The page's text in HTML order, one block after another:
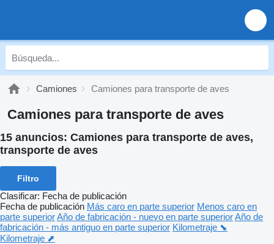
Camiones Camiones para transporte de aves
Camiones para transporte de aves
15 anuncios: Camiones para transporte de aves,
transporte de aves
Filtro
Clasificar: Fecha de publicación
Fecha de publicación Más caro en parte superior Menos caro en
parte superiorAño de fabricación - nuevo en parte superiorAño de
fabricación - más antiguo en parte superior Kilometraje ⬊
Kilometraje ⬈